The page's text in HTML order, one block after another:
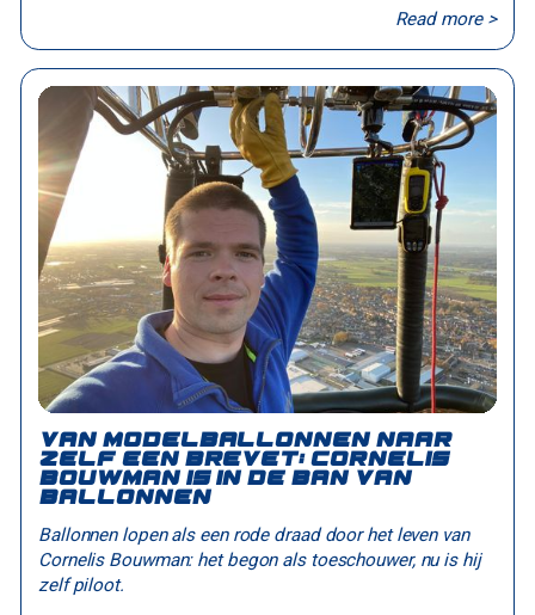
Read more >
Van modelballonnen naar
zelf een brevet: Cornelis
Bouwman is in de ban van
ballonnen
Ballonnen lopen als een rode draad door het leven van
Cornelis Bouwman: het begon als toeschouwer, nu is hij
zelf piloot.